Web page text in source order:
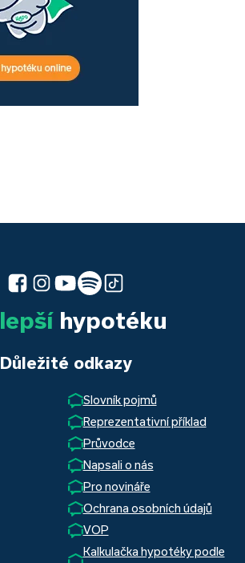
lepšíhypotéku
Důležité odkazy
Slovník pojmů
Reprezentativní příklad
Průvodce
Napsali o nás
Pro novináře
Ochrana osobních údajů
VOP
Kalkulačka hypotéky podle